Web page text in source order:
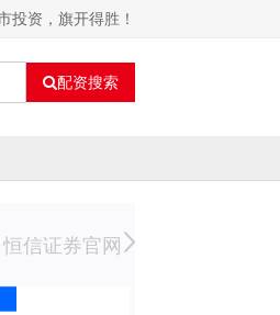
投资，旗开得胜！
配资搜索
恒信证券官网